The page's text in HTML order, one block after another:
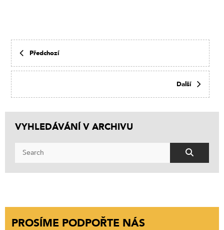
Předchozí
Další
VYHLEDÁVÁNÍ V ARCHIVU
PROSÍME PODPOŘTE NÁS